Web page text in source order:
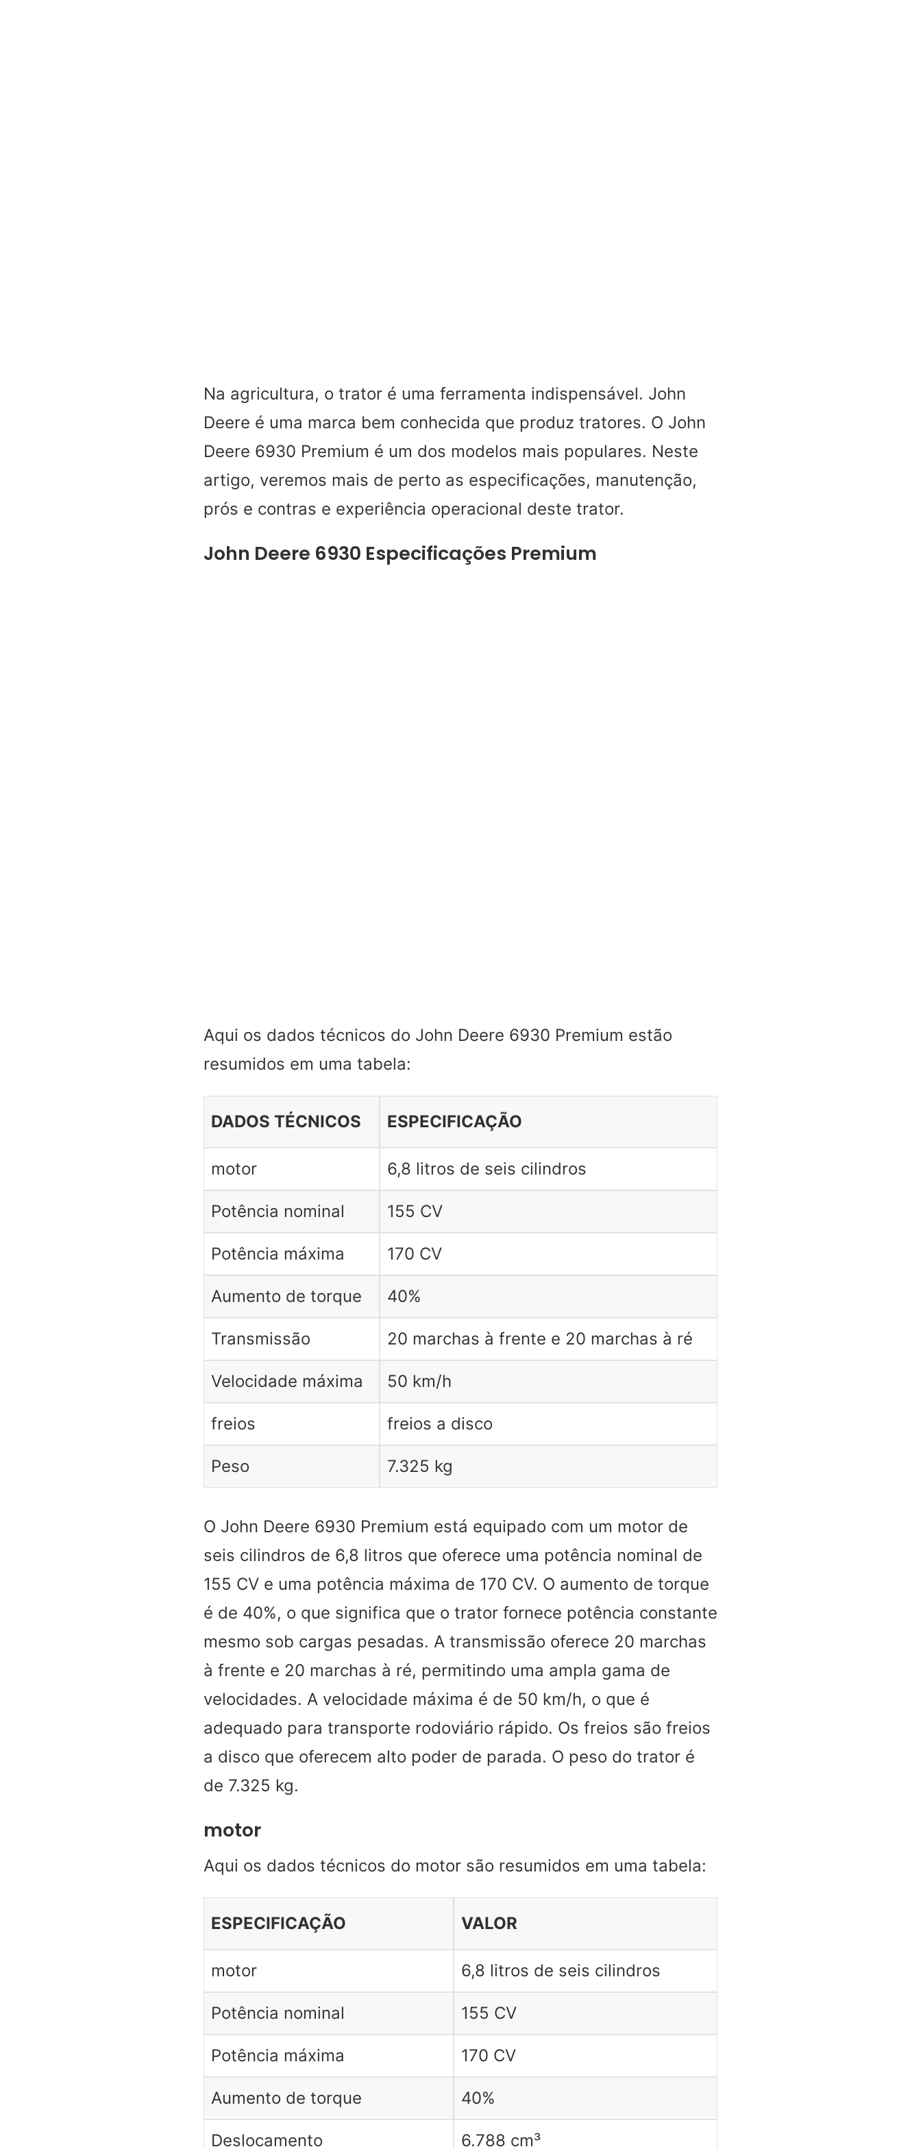
Na agricultura, o trator é uma ferramenta indispensável. John
Deere é uma marca bem conhecida que produz tratores. O John
Deere 6930 Premium é um dos modelos mais populares. Neste
artigo, veremos mais de perto as especificações, manutenção,
prós e contras e experiência operacional deste trator.
John Deere 6930 Especificações Premium
Aqui os dados técnicos do John Deere 6930 Premium estão
resumidos em uma tabela:
DADOS TÉCNICOS ESPECIFICAÇÃO
motor 6,8 litros de seis cilindros
Potência nominal 155 CV
Potência máxima 170 CV
Aumento de torque 40%
Transmissão 20 marchas à frente e 20 marchas à ré
Velocidade máxima 50 km/h
freios freios a disco
Peso 7.325 kg
O John Deere 6930 Premium está equipado com um motor de
seis cilindros de 6,8 litros que oferece uma potência nominal de
155 CV e uma potência máxima de 170 CV. O aumento de torque
é de 40%, o que significa que o trator fornece potência constante
mesmo sob cargas pesadas. A transmissão oferece 20 marchas
à frente e 20 marchas à ré, permitindo uma ampla gama de
velocidades. A velocidade máxima é de 50 km/h, o que é
adequado para transporte rodoviário rápido. Os freios são freios
a disco que oferecem alto poder de parada. O peso do trator é
de 7.325 kg.
motor
Aqui os dados técnicos do motor são resumidos em uma tabela:
ESPECIFICAÇÃO VALOR
motor 6,8 litros de seis cilindros
Potência nominal 155 CV
Potência máxima 170 CV
Aumento de torque 40%
Deslocamento 6.788 cm³